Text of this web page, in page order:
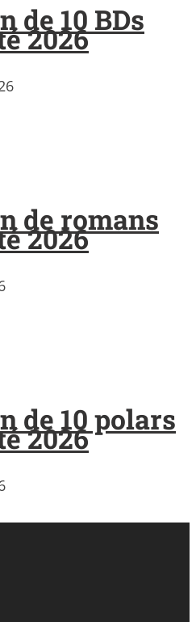
de 10 BDs
2026
de romans
2026
de 10 polars
2026